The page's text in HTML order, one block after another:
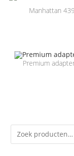
Manhattan
Premium